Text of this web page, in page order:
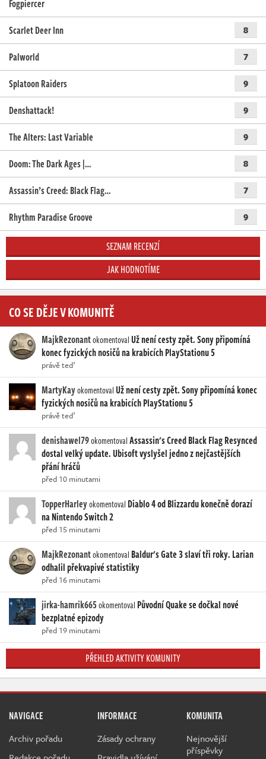
Fogpiercer
Scarlet Deer Inn
8
Palworld 7
Splatoon Raiders 9
Denshattack! 9
The Alters: Last Variable 9
Doom: The Dark Ages |… 8
Assassin’s Creed: Black Flag… 7
Rhythm Paradise Groove 9
SEZNAM RECENZÍ
JAK HODNOTÍME
CO SE DĚJE V KOMUNITĚ
MajkRezonantokomentovalUž není cesty zpět. Sony připomíná
konec fyzických nosičů na krabicích PlayStationu 5
právě teď
MartyKayokomentovalUž není cesty zpět. Sony připomíná konec
fyzických nosičů na krabicích PlayStationu 5
právě teď
denishawel79okomentovalAssassin's Creed Black Flag Resynced
dostal velký update. Ubisoft vyslyšel jedno z nejčastějších
přání hráčů
před 10 minutami
TopperHarleyokomentoval Diablo 4 od Blizzardu konečně dorazí
na Nintendo Switch 2
před 15 minutami
MajkRezonantokomentoval Baldur's Gate 3 slaví tři roky. Larian
odhalil překvapivé statistiky
před 16 minutami
jirka-hamrik665okomentoval Původní Quake se dočkal nové
bezplatné epizody
před 19 minutami
PŘEHLED AKTIVITY KOMUNITY
NAVIGACE
Archiv pořadu
INFORMACE
Zásady ochrany
KOMUNITA
Nejnovější
příspěvky